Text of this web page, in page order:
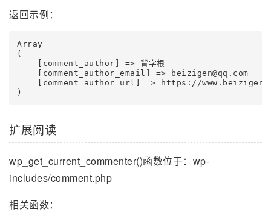
返回示例：
Array
(
    [comment_author] => 背字根
    [comment_author_email] => beizigen@qq.com
[comment_author_url] => https://
扩展阅读
wp_get_current_commenter()函数位于：wp-
includes/comment.php
相关函数：